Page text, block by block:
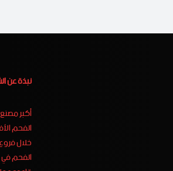
نبذة عن
أكبر
الفحم
خلال